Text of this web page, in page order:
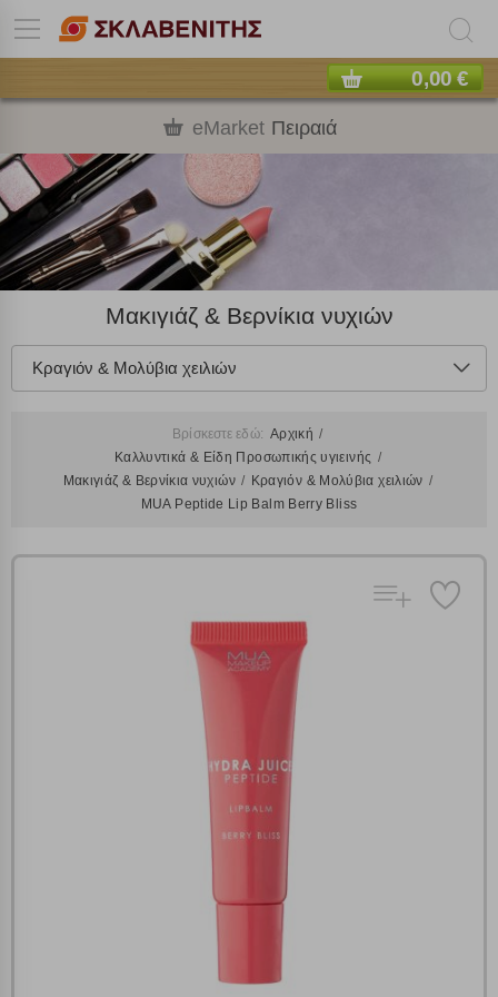
0,00 €
eMarket Πειραιά
Μακιγιάζ & Βερνίκια νυχιών
Κραγιόν & Μολύβια χειλιών
Βρίσκεστε εδώ: Αρχική
Καλλυντικά & Είδη Προσωπικής υγιεινής
Μακιγιάζ & Βερνίκια νυχιών
Κραγιόν & Μολύβια χειλιών
MUA Peptide Lip Balm Berry Bliss
Πολλαπλή αναζήτηση
Χρησιμοποιήστε τη για πιο γρήγορη αναζήτηση
εμφανιστούν αποτελέσματα από όλες τις Κατηγορίες και
Ρυθμίσεις Cookies